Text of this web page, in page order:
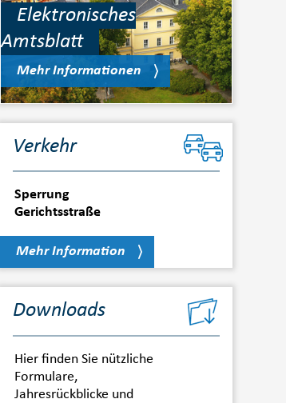
Elektronisches
Amtsblatt
Mehr Informationen
Verkehr
Sperrung
Gerichtsstraße
Mehr Information
Downloads
Hier finden Sie nützliche
Formulare,
Jahresrückblicke und